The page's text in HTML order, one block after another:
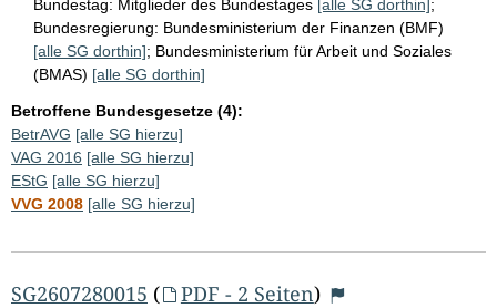
Bundestag: Mitglieder des Bundestages [alle SG dorthin];
Bundesregierung: Bundesministerium der Finanzen (BMF)
[alle SG dorthin]; Bundesministerium für Arbeit und Soziales
(BMAS) [alle SG dorthin]
Betroffene Bundesgesetze (4):
BetrAVG [alle SG hierzu]
VAG 2016 [alle SG hierzu]
EStG [alle SG hierzu]
VVG 2008 [alle SG hierzu]
SG2607280015 ( PDF - 2 Seiten)